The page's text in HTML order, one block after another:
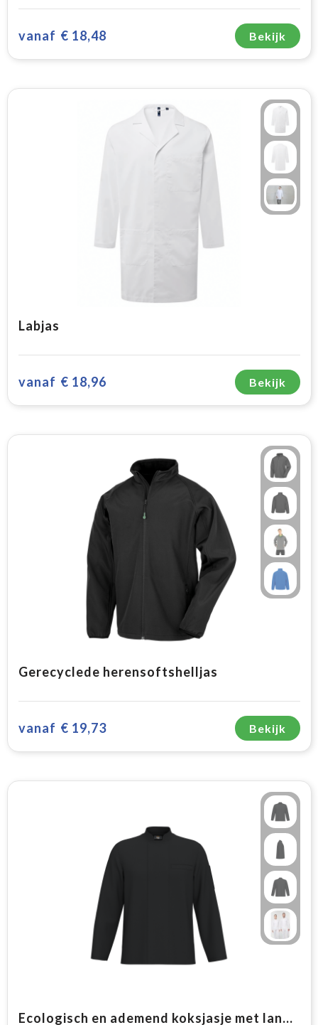
vanaf € 18,48 Bekijk
Labjas
vanaf € 18,96 Bekijk
Gerecyclede herensoftshelljas
vanaf € 19,73 Bekijk
Ecologisch en ademend koksjasje met lange mouwen uniseks